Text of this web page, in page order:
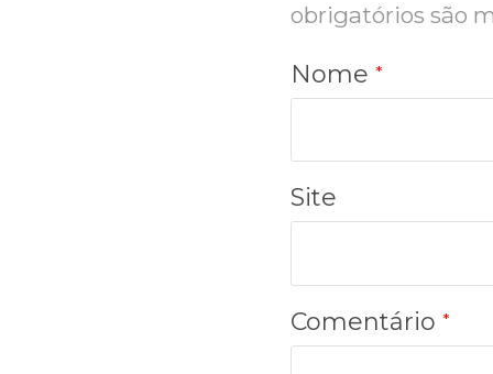
obrigatórios são
Nome *
Site
Comentário *